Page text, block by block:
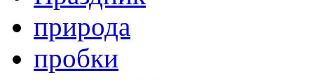
природа
пробки